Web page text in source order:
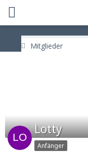
Mitglieder
Lotty
Anfänger